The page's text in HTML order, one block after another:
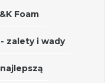
Foam
zalety i wady